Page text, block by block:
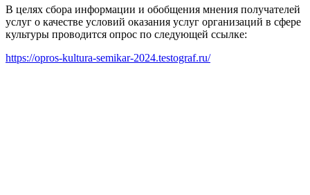
В целях сбора информации и обобщения мнения получателей
услуг о качестве условий оказания услуг организаций в сфере
культуры проводится опрос по следующей ссылке:
https://opros-kultura-semikar-2024.testograf.ru/